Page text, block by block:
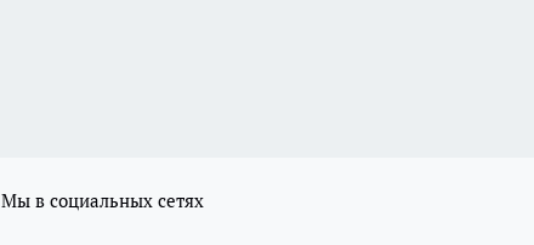
Мы в социальных сетях